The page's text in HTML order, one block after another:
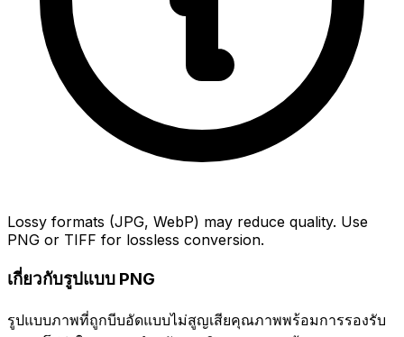
Lossy formats (JPG, WebP) may reduce quality. Use
PNG or TIFF for lossless conversion.
เกี่ยวกับรูปแบบ PNG
รูปแบบภาพที่ถูกบีบอัดแบบไม่สูญเสียคุณภาพพร้อมการรองรับ